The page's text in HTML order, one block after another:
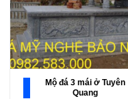
Mộ đá 3 mái ở Tuyên
Quang